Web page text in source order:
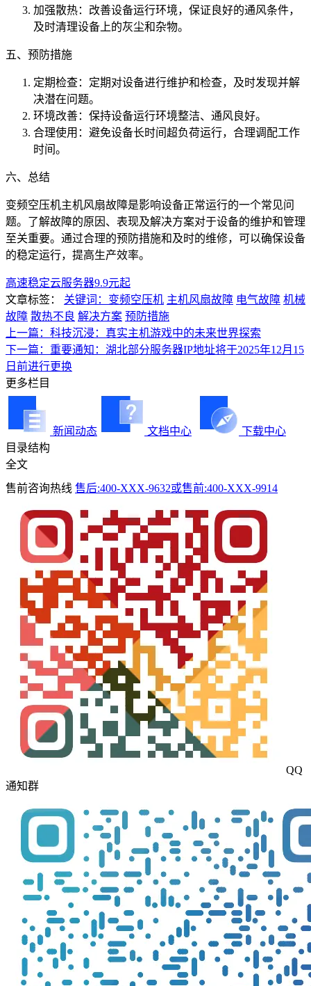
加强散热：改善设备运行环境，保证良好的通风条件，
及时清理设备上的灰尘和杂物。
五、预防措施
定期检查：定期对设备进行维护和检查，及时发现并解
决潜在问题。
环境改善：保持设备运行环境整洁、通风良好。
合理使用：避免设备长时间超负荷运行，合理调配工作
时间。
六、总结
变频空压机主机风扇故障是影响设备正常运行的一个常见问
题。了解故障的原因、表现及解决方案对于设备的维护和管理
至关重要。通过合理的预防措施和及时的维修，可以确保设备
的稳定运行，提高生产效率。
高速稳定云服务器9.9元起
文章标签：
关键词：变频空压机 主机风扇故障 电气故障 机械
故障 散热不良 解决方案 预防措施
上一篇：科技沉浸：真实主机游戏中的未来世界探索
下一篇：重要通知：湖北部分服务器IP地址将于2025年12月15
日前进行更换
更多栏目
新闻动态 文档中心
下载中心
目录结构
全文
售前咨询热线 售后:400-XXX-9632或售前:400-XXX-9914
QQ
通知群